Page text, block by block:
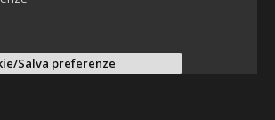
Salva preferenze